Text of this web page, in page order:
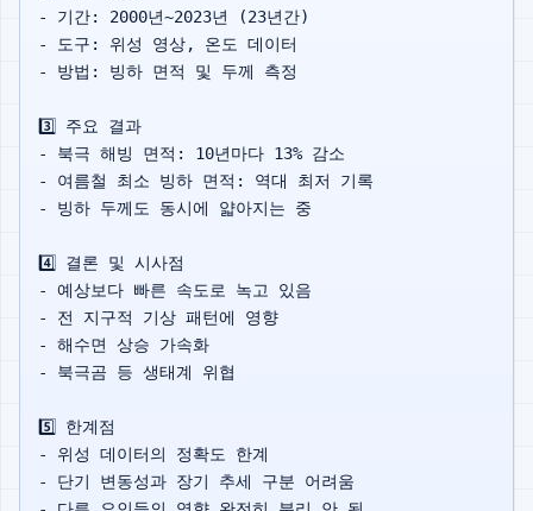
- 기간: 2000년~2023년 (23년간)
- 도구: 위성 영상, 온도 데이터
- 방법: 빙하 면적 및 두께 측정
3️⃣ 주요 결과
- 북극 해빙 면적: 10년마다 13% 감소
- 여름철 최소 빙하 면적: 역대 최저 기록
- 빙하 두께도 동시에 얇아지는 중
4️⃣ 결론 및 시사점
- 예상보다 빠른 속도로 녹고 있음
- 전 지구적 기상 패턴에 영향
- 해수면 상승 가속화
- 북극곰 등 생태계 위협
5️⃣ 한계점
- 위성 데이터의 정확도 한계
- 단기 변동성과 장기 추세 구분 어려움